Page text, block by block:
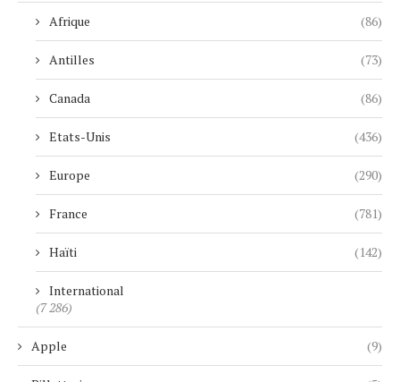
Afrique (86)
Antilles (73)
Canada (86)
Etats-Unis (436)
Europe (290)
France (781)
Haïti (142)
International
(7 286)
Apple (9)